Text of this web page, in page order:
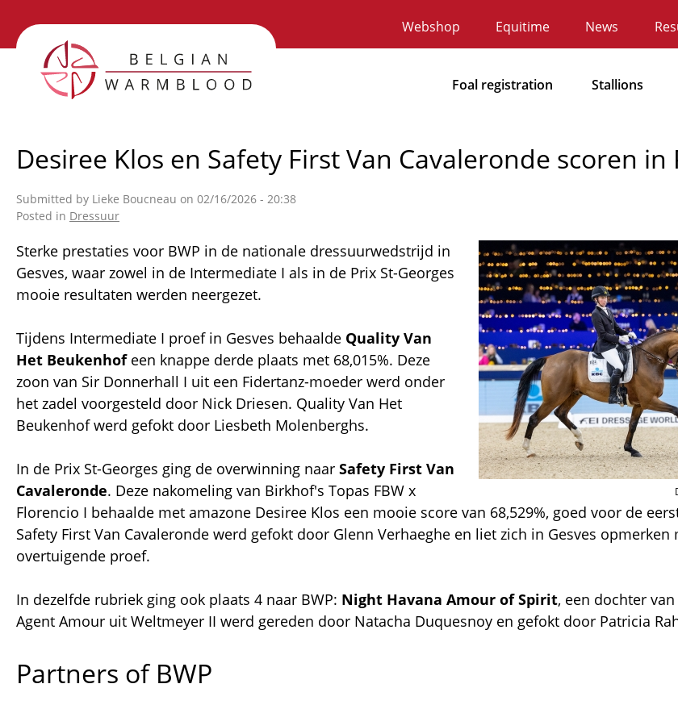
main
content
Secundaire
navigatie
Webshop Equitime News
Hoofdnavigatie
Foal registration Stallions
Desiree Klos en Safety First Van Cavaleronde scoren in
Submitted by Lieke Boucneau on 02/16/2026 - 20:38
Posted in Dressuur
Afbeelding
Sterke prestaties voor BWP in de nationale dressuurwedstrijd in
Gesves, waar zowel in de Intermediate I als in de Prix St-Georges
mooie resultaten werden neergezet.
Tijdens Intermediate I proef in Gesves behaalde Quality Van
Het Beukenhof een knappe derde plaats met 68,015%. Deze
zoon van Sir Donnerhall I uit een Fidertanz-moeder werd onder
het zadel voorgesteld door Nick Driesen. Quality Van Het
Beukenhof werd gefokt door Liesbeth Molenberghs.
In de Prix St-Georges ging de overwinning naar Safety First Van
Cavaleronde. Deze nakomeling van Birkhof's Topas FBW x
Florencio I behaalde met amazone Desiree Klos een mooie score van 68,529%, goed voor de
Safety First Van Cavaleronde werd gefokt door Glenn Verhaeghe en liet zich in Gesves opmerken
overtuigende proef.
In dezelfde rubriek ging ook plaats 4 naar BWP: Night Havana Amour of Spirit, een dochter van
Agent Amour uit Weltmeyer II werd gereden door Natacha Duquesnoy en gefokt door Patricia
Partners of BWP